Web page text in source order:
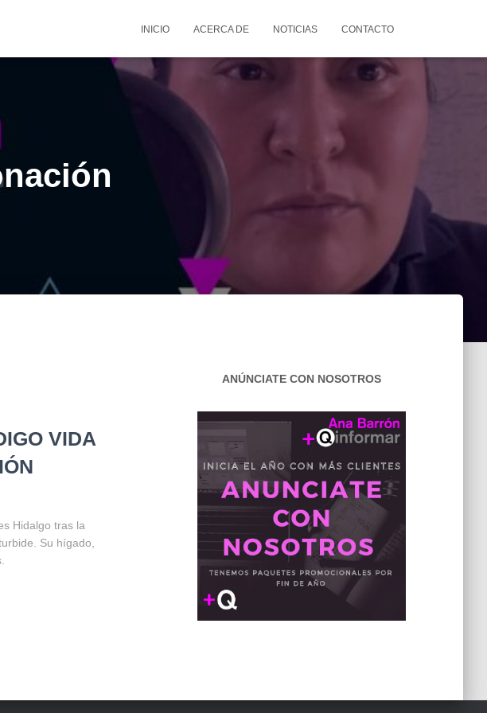
INICIO ACERCA DE NOTICIAS CONTACTO
VIDA
Hidalgo tras la
Su hígado,
ANÚNCIATE CON NOSOTROS